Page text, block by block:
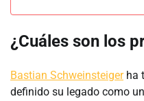
¿Cuáles son los
Bastian Schweinsteigerha
definido su legado como